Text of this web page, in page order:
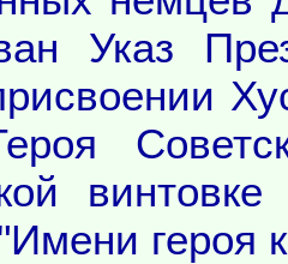
Указ
героя